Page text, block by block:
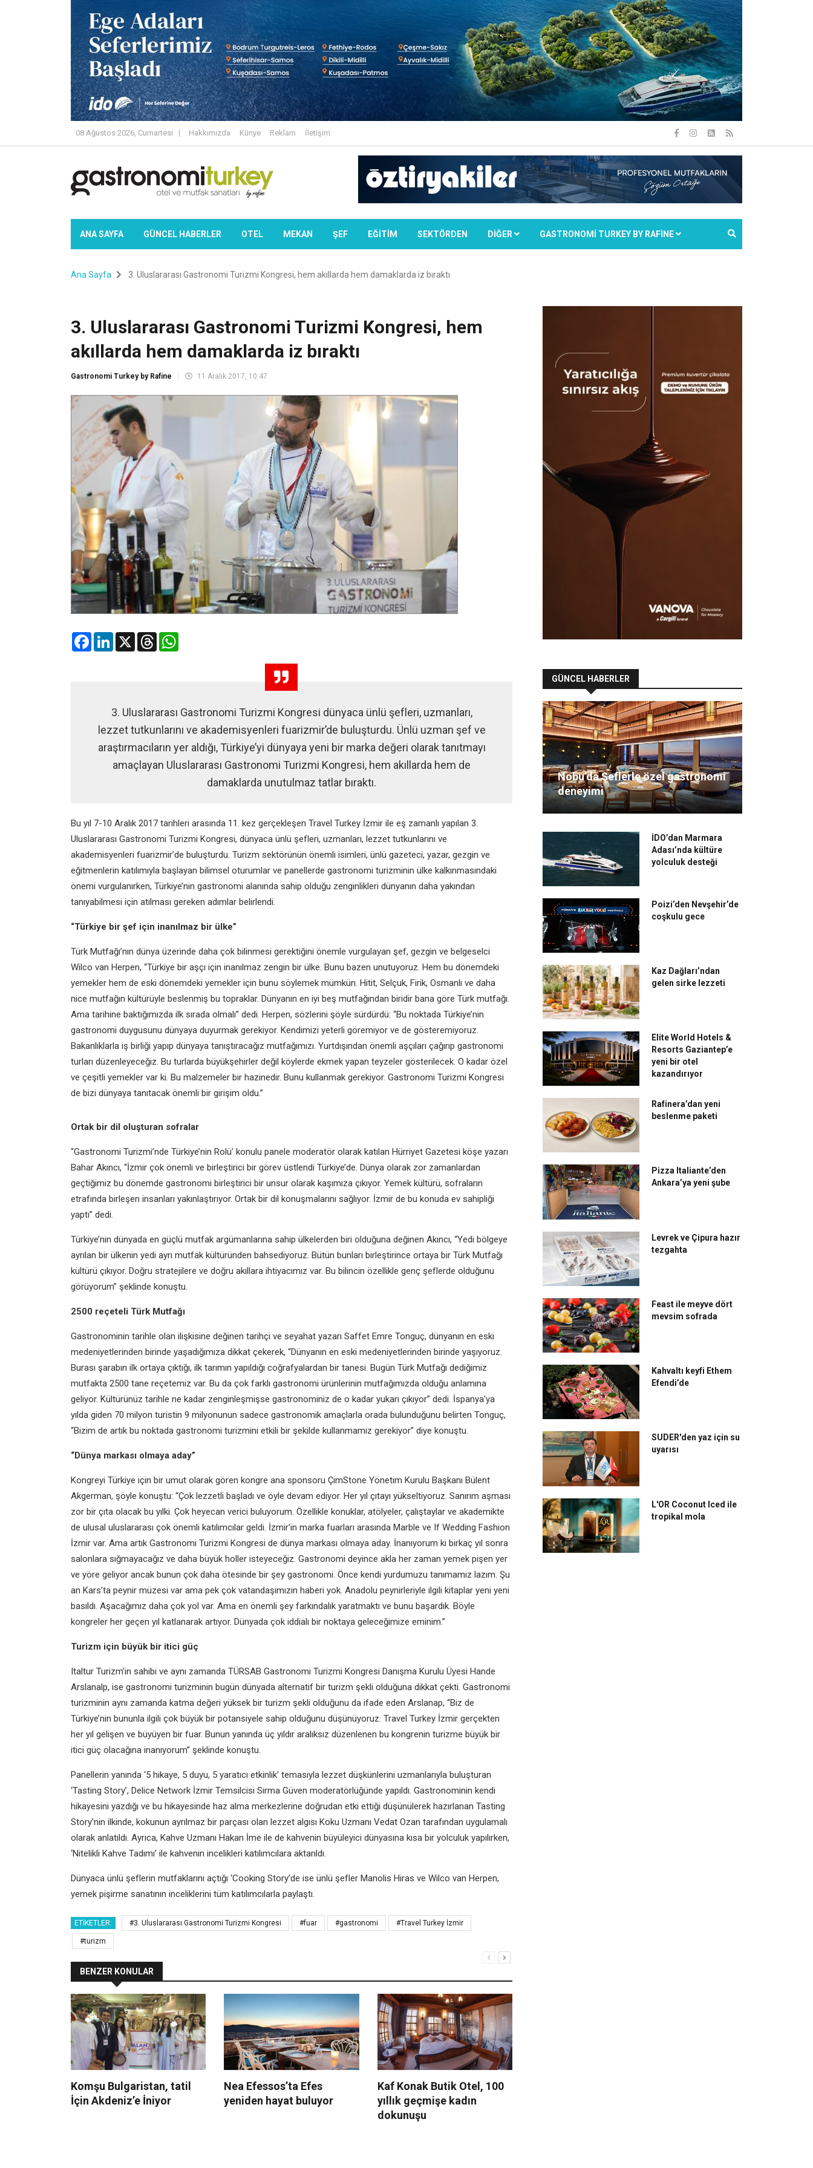
08 Ağustos 2026, Cumartesi Hakkımızda Künye Reklam İletişim
ANA SAYFA GÜNCEL HABERLER OTEL MEKAN ŞEF EĞİTİM SEKTÖRDEN DIĞER GASTRONOMİ TURKEY BY RAFİNE
Ana Sayfa 3. Uluslararası Gastronomi Turizmi Kongresi, hem akıllarda hem damaklarda iz bıraktı
3. Uluslararası Gastronomi Turizmi Kongresi, hem
akıllarda hem damaklarda iz bıraktı
Gastronomi Turkey by Rafine 11 Aralık 2017, 10:47
FacebookLinkedIn
X Threads
3. Uluslararası Gastronomi Turizmi Kongresi dünyaca ünlü şefleri, uzmanları,
lezzet tutkunlarını ve akademisyenleri fuarizmir’de buluşturdu. Ünlü uzman şef ve
araştırmacıların yer aldığı, Türkiye’yi dünyaya yeni bir marka değeri olarak tanıtmayı
amaçlayan Uluslararası Gastronomi Turizmi Kongresi, hem akıllarda hem de
damaklarda unutulmaz tatlar bıraktı.
Bu yıl 7-10 Aralık 2017 tarihleri arasında 11. kez gerçekleşen Travel Turkey İzmir ile eş zamanlı yapılan 3.
Uluslararası Gastronomi Turizmi Kongresi, dünyaca ünlü şefleri, uzmanları, lezzet tutkunlarını ve
akademisyenleri fuarizmir’de buluşturdu. Turizm sektörünün önemli isimleri, ünlü gazeteci, yazar, gezgin ve
eğitmenlerin katılımıyla başlayan bilimsel oturumlar ve panellerde gastronomi turizminin ülke kalkınmasındaki
önemi vurgulanırken, Türkiye’nin gastronomi alanında sahip olduğu zenginlikleri dünyanın daha yakından
tanıyabilmesi için atılması gereken adımlar belirlendi.
“Türkiye bir şef için inanılmaz bir ülke”
Türk Mutfağı’nın dünya üzerinde daha çok bilinmesi gerektiğini önemle vurgulayan şef, gezgin ve belgeselci
Wilco van Herpen, “Türkiye bir aşçı için inanılmaz zengin bir ülke. Bunu bazen unutuyoruz. Hem bu dönemdeki
yemekler hem de eski dönemdeki yemekler için bunu söylemek mümkün. Hitit, Selçuk, Firik, Osmanlı ve daha
nice mutfağın kültürüyle beslenmiş bu topraklar. Dünyanın en iyi beş mutfağından biridir bana göre Türk mutfağı.
Ama tarihine baktığımızda ilk sırada olmalı” dedi. Herpen, sözlerini şöyle sürdürdü: “Bu noktada Türkiye’nin
gastronomi duygusunu dünyaya duyurmak gerekiyor. Kendimizi yeterli göremiyor ve de gösteremiyoruz.
Bakanlıklarla iş birliği yapıp dünyaya tanıştıracağız mutfağımızı. Yurtdışından önemli aşçıları çağırıp gastronomi
turları düzenleyeceğiz. Bu turlarda büyükşehirler değil köylerde ekmek yapan teyzeler gösterilecek. O kadar özel
ve çeşitli yemekler var ki. Bu malzemeler bir hazinedir. Bunu kullanmak gerekiyor. Gastronomi Turizmi Kongresi
de bizi dünyaya tanıtacak önemli bir girişim oldu.”
Ortak bir dil oluşturan sofralar
“Gastronomi Turizmi’nde Türkiye’nin Rolü’ konulu panele moderatör olarak katılan Hürriyet Gazetesi köşe yazarı
Bahar Akıncı, “İzmir çok önemli ve birleştirici bir görev üstlendi Türkiye’de. Dünya olarak zor zamanlardan
geçtiğimiz bu dönemde gastronomi birleştirici bir unsur olarak kaşımıza çıkıyor. Yemek kültürü, sofraların
etrafında birleşen insanları yakınlaştırıyor. Ortak bir dil konuşmalarını sağlıyor. İzmir de bu konuda ev sahipliği
yaptı” dedi.
Türkiye’nin dünyada en güçlü mutfak argümanlarına sahip ülkelerden biri olduğuna değinen Akıncı, “Yedi bölgeye
ayrılan bir ülkenin yedi ayrı mutfak kültüründen bahsediyoruz. Bütün bunları birleştirince ortaya bir Türk Mutfağı
kültürü çıkıyor. Doğru stratejilere ve doğru akıllara ihtiyacımız var. Bu bilincin özellikle genç şeflerde olduğunu
görüyorum” şeklinde konuştu.
2500 reçeteli Türk Mutfağı
Gastronominin tarihle olan ilişkisine değinen tarihçi ve seyahat yazarı Saffet Emre Tonguç, dünyanın en eski
medeniyetlerinden birinde yaşadığımıza dikkat çekerek, “Dünyanın en eski medeniyetlerinden birinde yaşıyoruz.
Burası şarabın ilk ortaya çıktığı, ilk tarımın yapıldığı coğrafyalardan bir tanesi. Bugün Türk Mutfağı dediğimiz
mutfakta 2500 tane reçetemiz var. Bu da çok farklı gastronomi ürünlerinin mutfağımızda olduğu anlamına
geliyor. Kültürünüz tarihle ne kadar zenginleşmişse gastronominiz de o kadar yukarı çıkıyor” dedi. İspanya’ya
yılda giden 70 milyon turistin 9 milyonunun sadece gastronomik amaçlarla orada bulunduğunu belirten Tonguç,
“Bizim de artık bu noktada gastronomi turizmini etkili bir şekilde kullanmamız gerekiyor” diye konuştu.
“Dünya markası olmaya aday”
Kongreyi Türkiye için bir umut olarak gören kongre ana sponsoru ÇimStone Yönetim Kurulu Başkanı Bülent
Akgerman, şöyle konuştu: “Çok lezzetli başladı ve öyle devam ediyor. Her yıl çıtayı yükseltiyoruz. Sanırım aşması
zor bir çıta olacak bu yılki. Çok heyecan verici buluyorum. Özellikle konuklar, atölyeler, çalıştaylar ve akademikte
de ulusal uluslararası çok önemli katılımcılar geldi. İzmir'in marka fuarları arasında Marble ve If Wedding Fashion
İzmir var. Ama artık Gastronomi Turizmi Kongresi de dünya markası olmaya aday. İnanıyorum ki birkaç yıl sonra
salonlara sığmayacağız ve daha büyük holler isteyeceğiz. Gastronomi deyince akla her zaman yemek pişen yer
ve yöre geliyor ancak bunun çok daha ötesinde bir şey gastronomi. Önce kendi yurdumuzu tanımamız lazım. Şu
an Kars’ta peynir müzesi var ama pek çok vatandaşımızın haberi yok. Anadolu peynirleriyle ilgili kitaplar yeni yeni
basıldı. Aşacağımız daha çok yol var. Ama en önemli şey farkındalık yaratmaktı ve bunu başardık. Böyle
kongreler her geçen yıl katlanarak artıyor. Dünyada çok iddialı bir noktaya geleceğimize eminim.”
Turizm için büyük bir itici güç
Italtur Turizm’in sahibi ve aynı zamanda TÜRSAB Gastronomi Turizmi Kongresi Danışma Kurulu Üyesi Hande
Arslanalp, ise gastronomi turizminin bugün dünyada alternatif bir turizm şekli olduğuna dikkat çekti. Gastronomi
turizminin aynı zamanda katma değeri yüksek bir turizm şekli olduğunu da ifade eden Arslanap, “Biz de
Türkiye’nin bununla ilgili çok büyük bir potansiyele sahip olduğunu düşünüyoruz. Travel Turkey İzmir gerçekten
her yıl gelişen ve büyüyen bir fuar. Bunun yanında üç yıldır aralıksız düzenlenen bu kongrenin turizme büyük bir
itici güç olacağına inanıyorum” şeklinde konuştu.
Panellerin yanında ‘5 hikaye, 5 duyu, 5 yaratıcı etkinlik’ temasıyla lezzet düşkünlerini uzmanlarıyla buluşturan
‘Tasting Story’, Delice Network İzmir Temsilcisi Sırma Güven moderatörlüğünde yapıldı. Gastronominin kendi
hikayesini yazdığı ve bu hikayesinde haz alma merkezlerine doğrudan etki ettiği düşünülerek hazırlanan Tasting
Story’nin ilkinde, kokunun ayrılmaz bir parçası olan lezzet algısı Koku Uzmanı Vedat Ozan tarafından uygulamalı
olarak anlatıldı. Ayrıca, Kahve Uzmanı Hakan İme ile de kahvenin büyüleyici dünyasına kısa bir yolculuk yapılırken,
‘Nitelikli Kahve Tadımı’ ile kahvenin incelikleri katılımcılara aktarıldı.
Dünyaca ünlü şeflerin mutfaklarını açtığı ‘Cooking Story’de ise ünlü şefler Manolis Hiras ve Wilco van Herpen,
yemek pişirme sanatının inceliklerini tüm katılımcılarla paylaştı.
ETIKETLER: #3. Uluslararası Gastronomi Turizmi Kongresi #fuar #gastronomi #Travel Turkey İzmir
#turizm
BENZER KONULAR
Komşu Bulgaristan, tatil
İçin Akdeniz’e İniyor
Nea Efessos’ta Efes
yeniden hayat buluyor
Kaf Konak Butik Otel, 100
yıllık geçmişe kadın
dokunuşu
GÜNCEL HABERLER
Nobu’da Şeflerle özel gastronomi
deneyimi
İDO’dan Marmara
Adası’nda kültüre
yolculuk desteği
Poizi’den Nevşehir’de
coşkulu gece
Kaz Dağları’ndan
gelen sirke lezzeti
Elite World Hotels &
Resorts Gaziantep’e
yeni bir otel
kazandırıyor
Rafinera’dan yeni
beslenme paketi
Pizza Italiante’den
Ankara’ya yeni şube
Levrek ve Çipura hazır
tezgahta
Feast ile meyve dört
mevsim sofrada
Kahvaltı keyfi Ethem
Efendi’de
SUDER'den yaz için su
uyarısı
L'OR Coconut Iced ile
tropikal mola